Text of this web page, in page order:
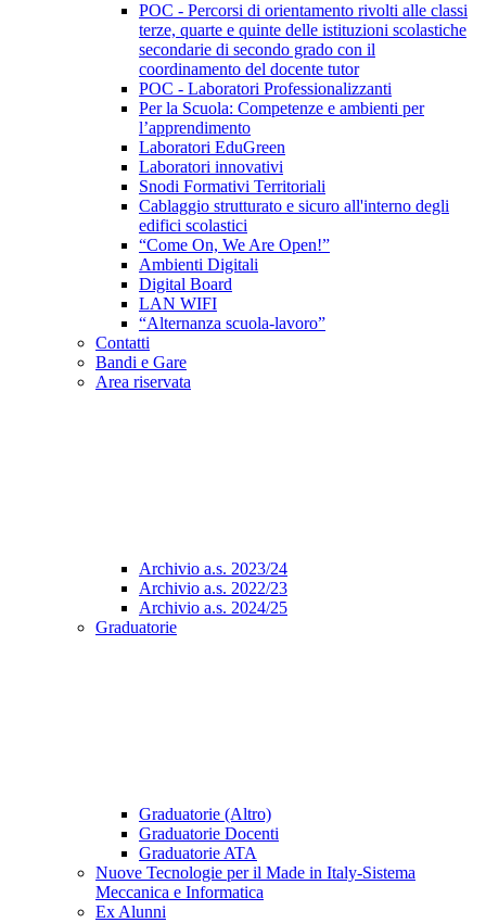
POC - Percorsi di orientamento rivolti alle classi
terze, quarte e quinte delle istituzioni scolastiche
secondarie di secondo grado con il
coordinamento del docente tutor
POC - Laboratori Professionalizzanti
Per la Scuola: Competenze e ambienti per
l’apprendimento
Laboratori EduGreen
Laboratori innovativi
Snodi Formativi Territoriali
Cablaggio strutturato e sicuro all'interno degli
edifici scolastici
“Come On, We Are Open!”
Ambienti Digitali
Digital Board
LAN WIFI
“Alternanza scuola-lavoro”
Contatti
Bandi e Gare
Area riservata
Archivio a.s. 2023/24
Archivio a.s. 2022/23
Archivio a.s. 2024/25
Graduatorie
Graduatorie (Altro)
Graduatorie Docenti
Graduatorie ATA
Nuove Tecnologie per il Made in Italy-Sistema
Meccanica e Informatica
Ex Alunni